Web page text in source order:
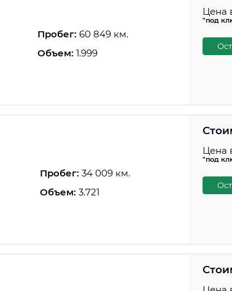
Пробег: 60 849 км.
Объем: 1.999
Цена
"под
Пробег: 34 009 км.
Объем: 3.721
Цена
"под